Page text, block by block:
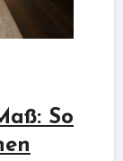
So